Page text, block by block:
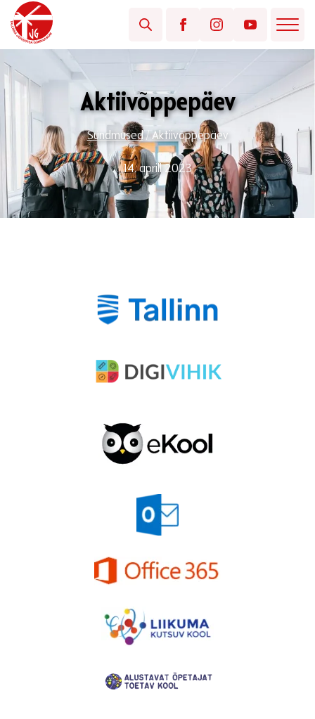
Aktiivõppepäev
Sündmused/Aktiivõppepäev
14. aprill 2023